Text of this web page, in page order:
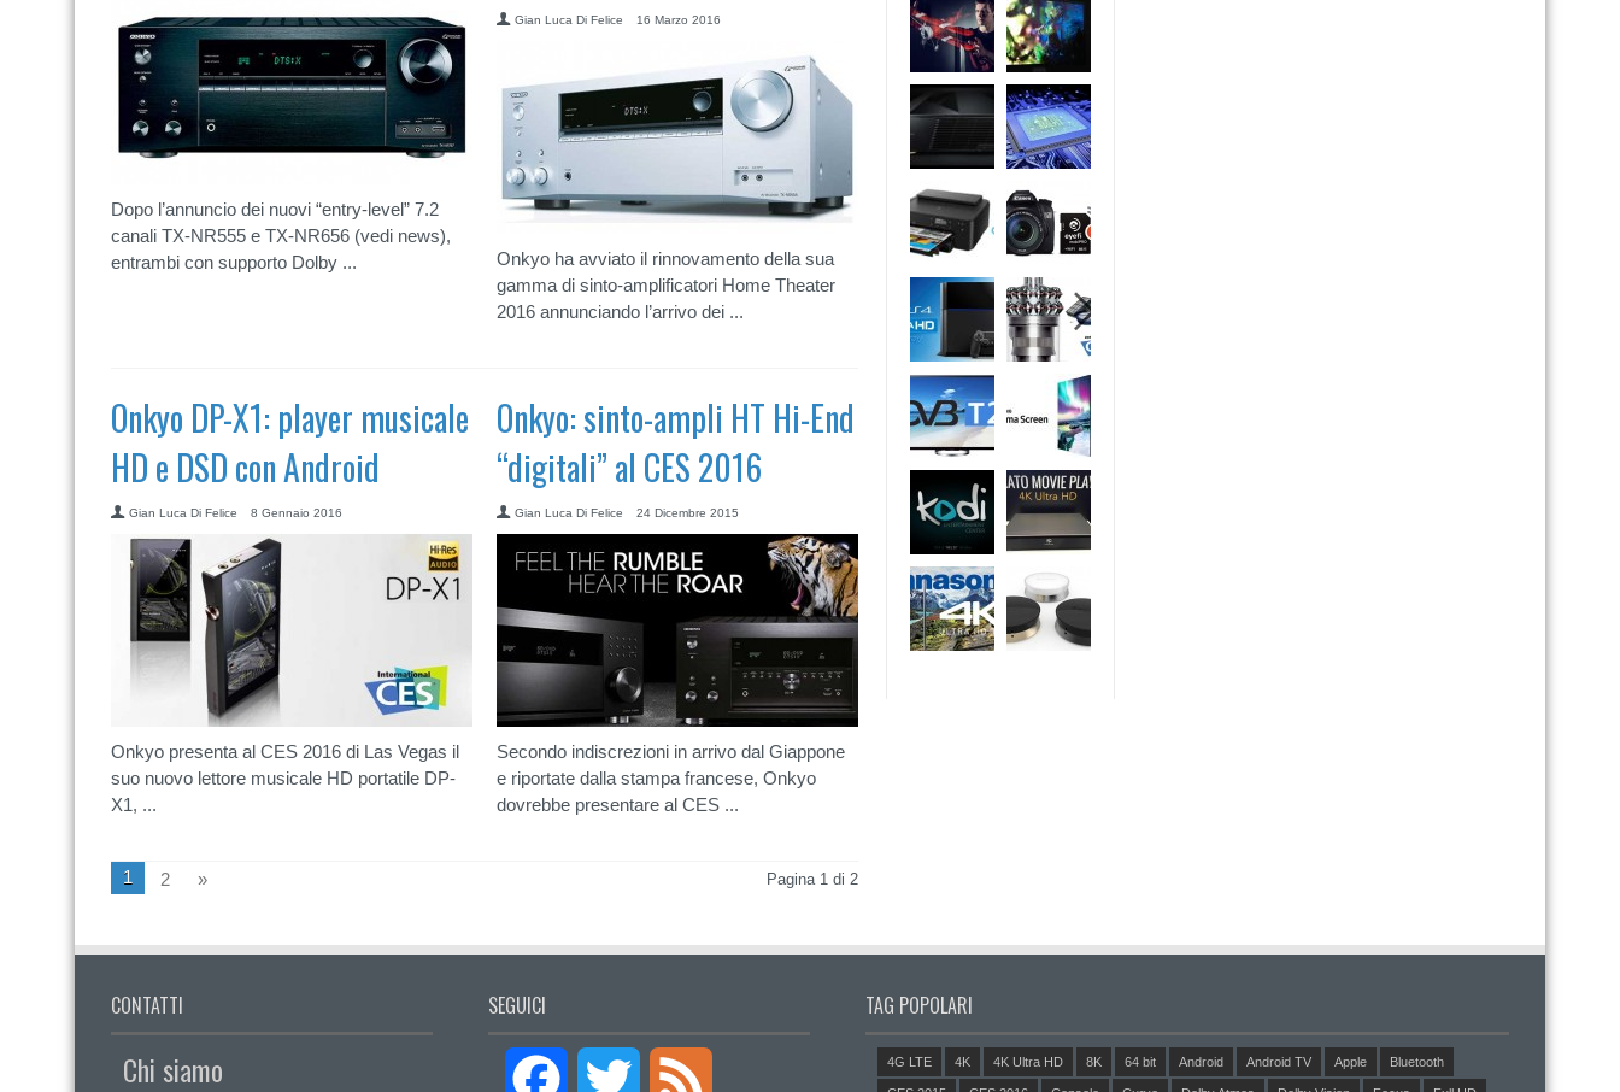
Dopo l’annuncio dei nuovi “entry-level” 7.2
canali TX-NR555 e TX-NR656 (vedi news),
entrambi con supporto Dolby ...
Gian Luca Di Felice 16 Marzo 2016
Onkyo ha avviato il rinnovamento della sua
gamma di sinto-amplificatori Home Theater
2016 annunciando l’arrivo dei ...
Onkyo DP-X1: player musicale
HD e DSD con Android
Gian Luca Di Felice 8 Gennaio 2016
Onkyo presenta al CES 2016 di Las Vegas il
suo nuovo lettore musicale HD portatile DP-
X1, ...
Onkyo: sinto-ampli HT Hi-End
“digitali” al CES 2016
Gian Luca Di Felice 24 Dicembre 2015
Secondo indiscrezioni in arrivo dal Giappone
e riportate dalla stampa francese, Onkyo
dovrebbe presentare al CES ...
Pagina 1 di 2
1 2 »
CONTATTI
Chi siamo
SEGUICI
Facebook Twitter
TAG POPOLARI
4G LTE 4K 4K Ultra HD 8K 64 bit Android Android TV Apple Bluetooth